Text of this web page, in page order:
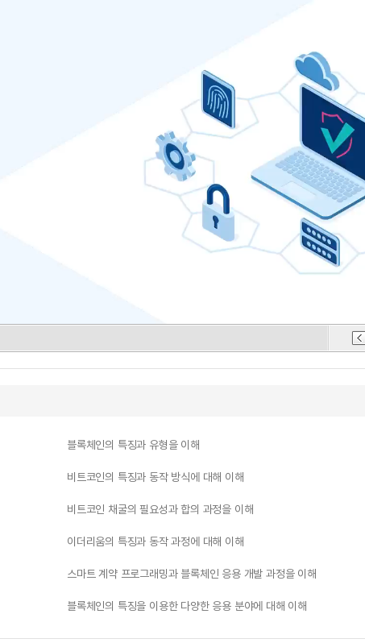
블록체인의 특징과 유형을 이해
비트코인의 특징과 동작 방식에 대해 이해
비트코인 채굴의 필요성과 합의 과정을 이해
이더리움의 특징과 동작 과정에 대해 이해
스마트 계약 프로그래밍과 블록체인 응용 개발 과정을 이해
블록체인의 특징을 이용한 다양한 응용 분야에 대해 이해